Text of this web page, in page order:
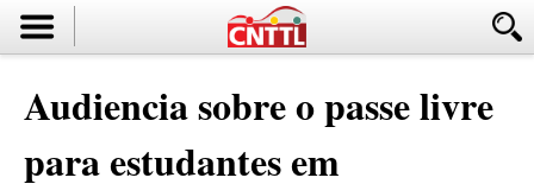
Audiencia sobre o passe livre
para estudantes em